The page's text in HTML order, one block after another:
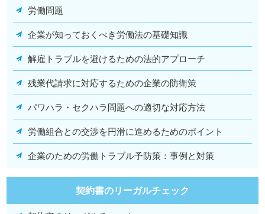
労働問題
企業が知っておくべき労働法の基礎知識
解雇トラブルを避けるための法的アプローチ
残業代請求に対応するための企業の防衛策
パワハラ・セクハラ問題への適切な対応方法
労働組合との交渉を円滑に進めるためのポイント
企業のための労働トラブル予防策：事例と対策
契約書のリーガルチェック